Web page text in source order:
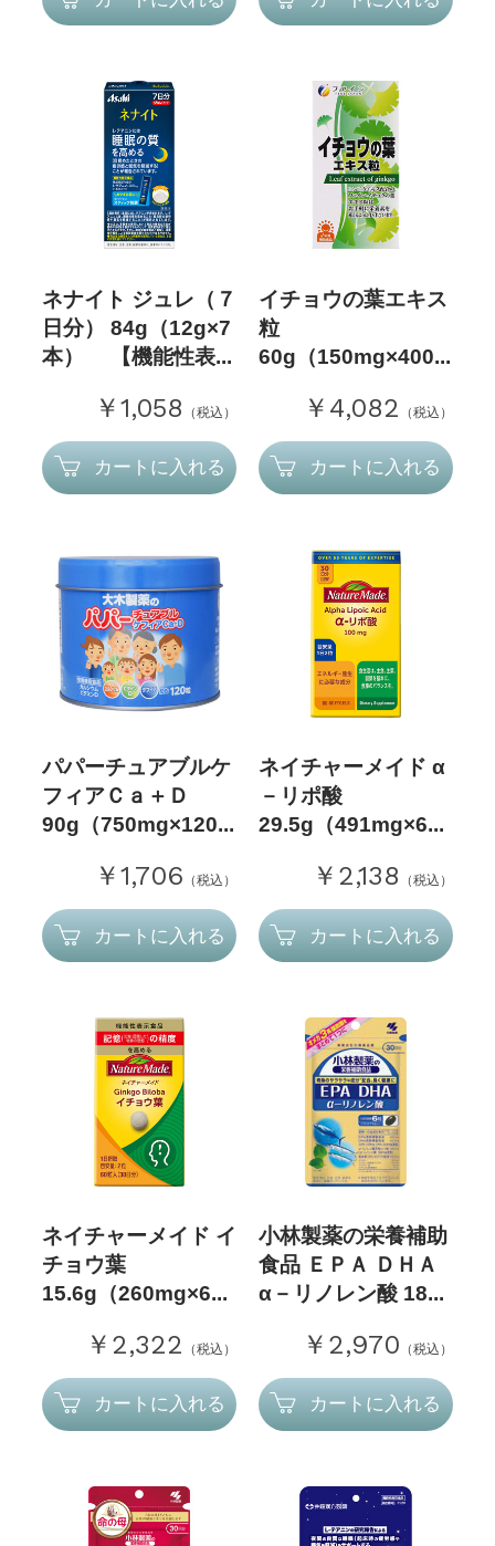
ネナイト ジュレ（７
日分） 84g（12g×7
本） 【機能性表...
￥1,058 （税込）
カートに入れる
イチョウの葉エキス
粒
60g（150mg×400...
￥4,082 （税込）
カートに入れる
パパーチュアブルケ
フィアＣａ＋Ｄ
90g（750mg×120...
￥1,706 （税込）
カートに入れる
ネイチャーメイド α
－リポ酸
29.5g（491mg×6...
￥2,138 （税込）
カートに入れる
ネイチャーメイド イ
チョウ葉
15.6g（260mg×6...
￥2,322 （税込）
カートに入れる
小林製薬の栄養補助
食品 ＥＰＡ ＤＨＡ
α－リノレン酸 18...
￥2,970 （税込）
カートに入れる